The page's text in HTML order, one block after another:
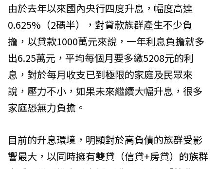
由於去年以來國內央行四度升息，幅度高達
0.625%（2碼半），對貸款族群產生不少負
擔，以貸款1000萬元來說，一年利息負擔就多
出6.25萬元，平均每個月要多繳5208元的利
息，對於每月收支已到極限的家庭及民眾來
說，壓力不小，如果未來繼續大幅升息，很多
家庭恐無力負擔。
目前的升息環境，明顯對於高負債的族群受影
響最大，以同時擁有雙貸（信貸+房貸）的族群